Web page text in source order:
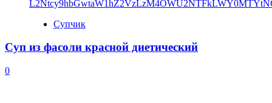
Супчик
Суп из фасоли красной диетический
0